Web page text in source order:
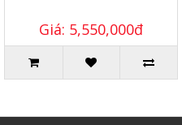
Giá: 5,550,000đ